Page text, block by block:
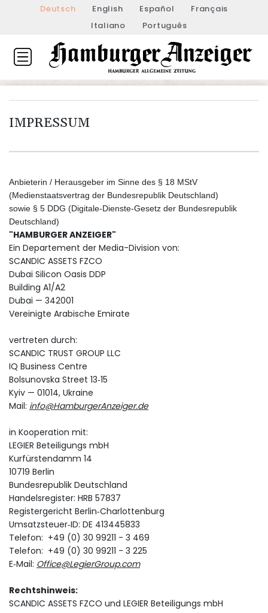
Deutsch English Español
Français
Italiano
Português
IMPRESSUM
Anbieterin / Herausgeber im Sinne des § 18 MStV
(Medienstaatsvertrag der Bundesrepublik Deutschland)
sowie § 5 DDG (Digitale-Dienste-Gesetz der Bundesrepublik
Deutschland)
"HAMBURGER ANZEIGER"
Ein Departement der Media-Division von:
SCANDIC ASSETS FZCO
Dubai Silicon Oasis DDP
Building A1/A2
Dubai — 342001
Vereinigte Arabische Emirate
vertreten durch:
SCANDIC TRUST GROUP LLC
IQ Business Centre
Bolsunovska Street 13‑15
Kyiv — 01014, Ukraine
Mail: info@HamburgerAnzeiger.de
in Kooperation mit:
LEGIER Beteiligungs mbH
Kurfürstendamm 14
10719 Berlin
Bundesrepublik Deutschland
Handelsregister: HRB 57837
Registergericht Berlin‑Charlottenburg
Umsatzsteuer‑ID: DE 413445833
Telefon: +49 (0) 30 99211 - 3 469
Telefon: +49 (0) 30 99211 - 3 225
E‑Mail: Office@LegierGroup.com
Rechtshinweis:
SCANDIC ASSETS FZCO und LEGIER Beteiligungs mbH